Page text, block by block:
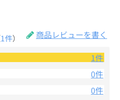
1件）
商品レビューを書く
1件
0件
0件